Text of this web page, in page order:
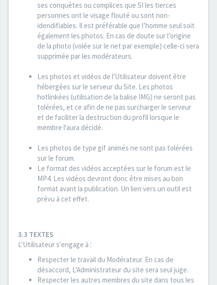
ses conquètes ou complices que SI les tierces
personnes ont le visage flouté ou sont non-
idendifiables. Il est préférable que l’homme seul soit
également les photos. En cas de doute sur l’origine
de la photo (volée sur le net par exemple) celle-ci sera
supprimée par les modérateurs.
Les photos et vidéos de l'Utilisateur doivent être
hébergées sur le serveur du Site. Les photos
hotlinkées (utilisation de la balise IMG) ne seront pas
tolérées, et ce afin de ne pas surcharger le serveur
et de faciliter la destruction du profil lorsque le
membre l'aura décidé.
Les photos de type gif animés ne sont pas tolérées
sur le forum.
Le format des vidéos acceptées sur le forum est le
MP4. Les vidéos devront donc être mises au bon
format avant la publication. Un lien vers un outil est
prévu à cet effet.
3.3 TEXTES
L'Utilisateur s'engage à :
Respecter le travail du Modérateur. En cas de
désaccord, L'Administrateur du site sera seul juge.
Respecter les autres membres du site dans tous les